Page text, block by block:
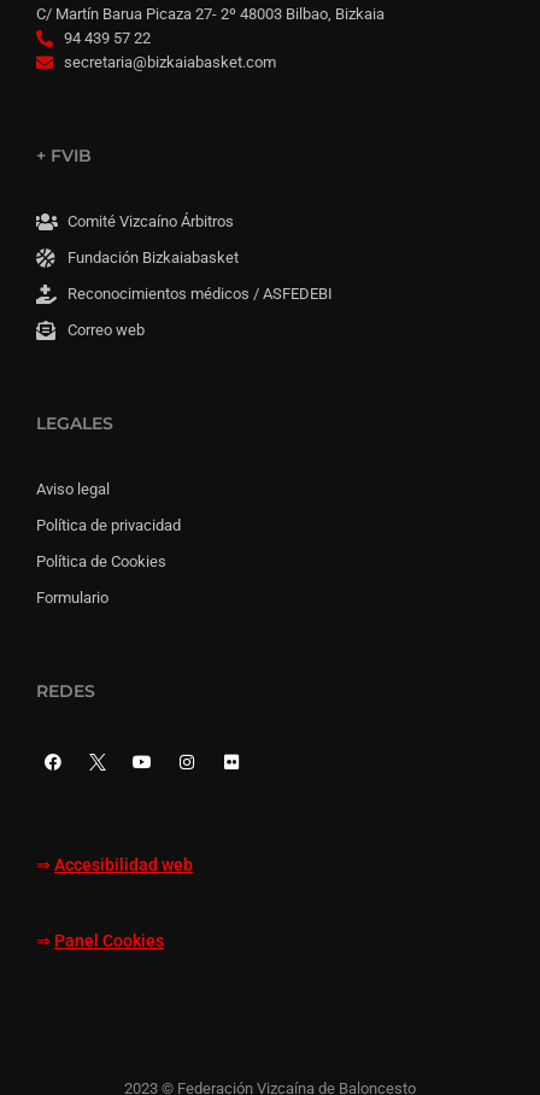
C/ Martín Barua Picaza 27- 2º 48003 Bilbao, Bizkaia
94 439 57 22
secretaria@bizkaiabasket.com
+ FVIB
Comité Vizcaíno Árbitros
Fundación Bizkaiabasket
Reconocimientos médicos / ASFEDEBI
Correo web
LEGALES
Aviso legal
Política de privacidad
Política de Cookies
Formulario
REDES
⇒ Accesibilidad web
⇒ Panel Cookies
2023 © Federación Vizcaína de Baloncesto